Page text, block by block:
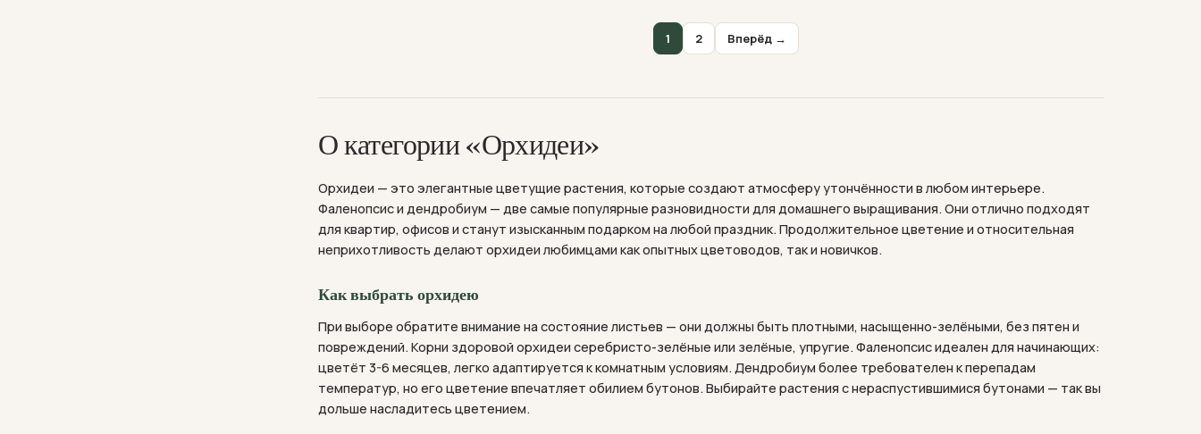
1 2 Вперёд →
О категории «Орхидеи»
Орхидеи — это элегантные цветущие растения, которые создают атмосферу утончённости в любом интерьере.
Фаленопсис и дендробиум — две самые популярные разновидности для домашнего выращивания. Они отлично подходят
для квартир, офисов и станут изысканным подарком на любой праздник. Продолжительное цветение и относительная
неприхотливость делают орхидеи любимцами как опытных цветоводов, так и новичков.
Как выбрать орхидею
При выборе обратите внимание на состояние листьев — они должны быть плотными, насыщенно-зелёными, без пятен и
повреждений. Корни здоровой орхидеи серебристо-зелёные или зелёные, упругие. Фаленопсис идеален для начинающих:
цветёт 3-6 месяцев, легко адаптируется к комнатным условиям. Дендробиум более требователен к перепадам
температур, но его цветение впечатляет обилием бутонов. Выбирайте растения с нераспустившимися бутонами — так вы
дольше насладитесь цветением.